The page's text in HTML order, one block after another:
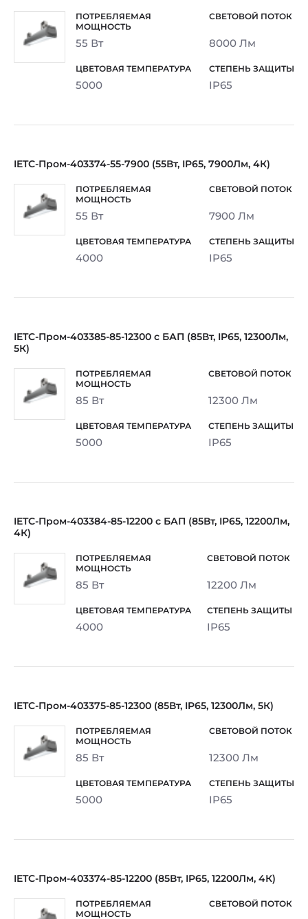
55 Вт 8000 Лм
5000 IP65
IETC-Пром-403374-55-7900 (55Вт, IP65, 7900Лм, 4К)
55 Вт 7900 Лм
4000 IP65
IETC-Пром-403385-85-12300 с БАП (85Вт, IP65, 12300Лм,
5К)
85 Вт 12300 Лм
5000 IP65
IETC-Пром-403384-85-12200 с БАП (85Вт, IP65, 12200Лм,
4К)
85 Вт 12200 Лм
4000 IP65
IETC-Пром-403375-85-12300 (85Вт, IP65, 12300Лм, 5К)
85 Вт 12300 Лм
5000 IP65
IETC-Пром-403374-85-12200 (85Вт, IP65, 12200Лм, 4К)